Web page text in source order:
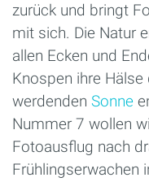
zurück und bringt
mit sich. Die Natur
allen Ecken und
Knospen ihre
werdenden Sonne
Nummer 7 wollen
Fotoausflug nach
Frühlingserwachen